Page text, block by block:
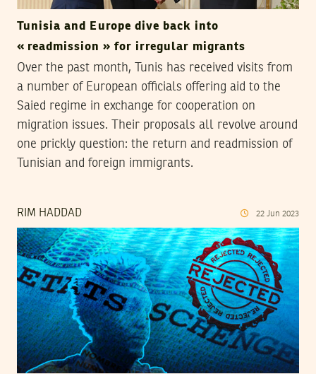
Tunisia and Europe dive back into
« readmission » for irregular migrants
Over the past month, Tunis has received visits from
a number of European officials offering aid to the
Saied regime in exchange for cooperation on
migration issues. Their proposals all revolve around
one prickly question: the return and readmission of
Tunisian and foreign immigrants.
RIM HADDAD 22 Jun 2023